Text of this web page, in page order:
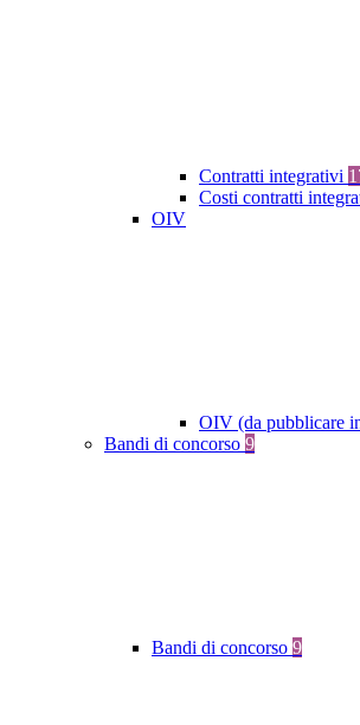
Contratti integrativi
Costi contratti
OIV
OIV (da pubblicare
Bandi di concorso 9
Bandi di concorso 9